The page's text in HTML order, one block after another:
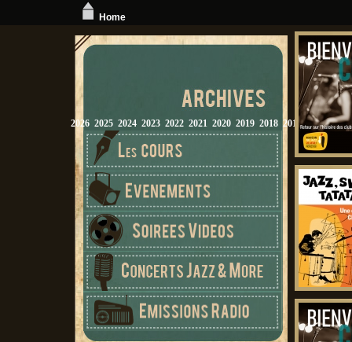
2026 2025 2024 2023 2022 2021 2020 2019 2018 2017 2016 2015
Home